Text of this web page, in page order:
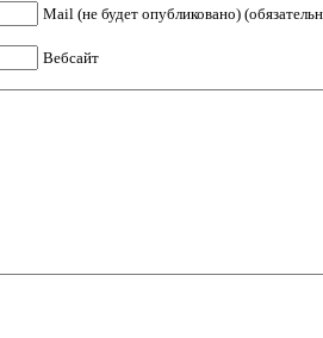
Mail (не будет опубликовано)
Вебсайт